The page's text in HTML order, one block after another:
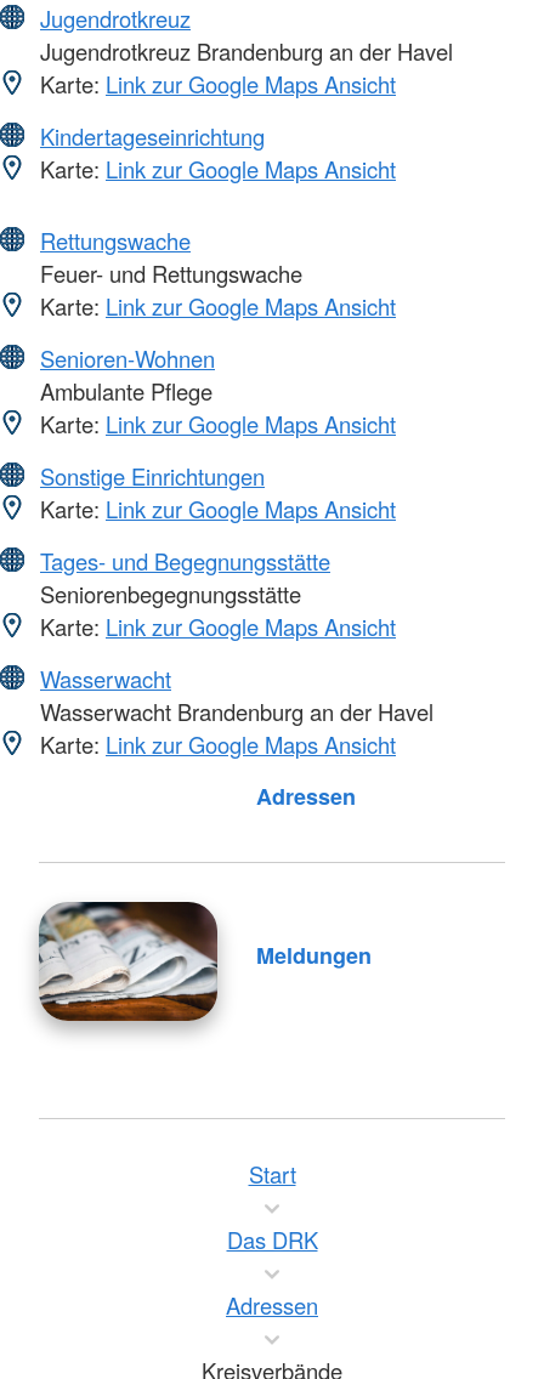
Jugendrotkreuz
Jugendrotkreuz Brandenburg an der Havel
Karte: Link zur Google Maps Ansicht
Kindertageseinrichtung
Karte: Link zur Google Maps Ansicht
Rettungswache
Feuer- und Rettungswache
Karte: Link zur Google Maps Ansicht
Senioren-Wohnen
Ambulante Pflege
Karte: Link zur Google Maps Ansicht
Sonstige Einrichtungen
Karte: Link zur Google Maps Ansicht
Tages- und Begegnungsstätte
Seniorenbegegnungsstätte
Karte: Link zur Google Maps Ansicht
Wasserwacht
Wasserwacht Brandenburg an der Havel
Karte: Link zur Google Maps Ansicht
Adressen
Meldungen
Start
Das DRK
Adressen
Kreisverbände